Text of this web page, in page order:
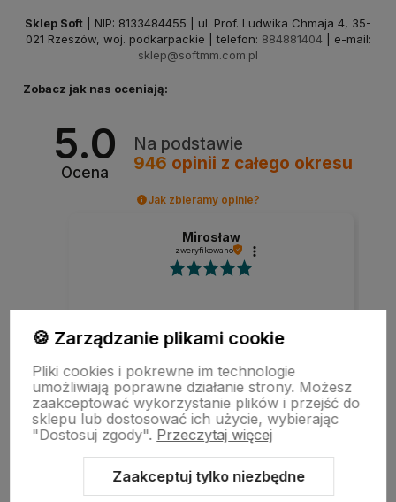
Sklep Soft | NIP: 8133484455 | ul. Prof. Ludwika Chmaja 4, 35-
021 Rzeszów, woj. podkarpackie | telefon: 884881404 | e-mail:
sklep@softmm.com.pl
Zobacz jak nas oceniają:
5.0
Ocena
Na podstawie
946 opinii z całego okresu
Jak zbieramy opinie?
Mirosław
zweryfikowano
Szybka realizacja zamówienia.
w tym miesiącu
zebranych i zweryfikowanych przez
🍪 Zarządzanie plikami cookie
Pliki cookies i pokrewne im technologie
umożliwiają poprawne działanie strony. Możesz
zaakceptować wykorzystanie plików i przejść do
sklepu lub dostosować ich użycie, wybierając
"Dostosuj zgody". Przeczytaj więcej
Zaakceptuj tylko niezbędne